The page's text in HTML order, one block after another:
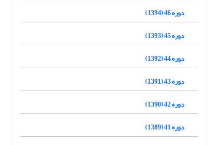
دوره 46 (1394)
دوره 45 (1393)
دوره 44 (1392)
دوره 43 (1391)
دوره 42 (1390)
دوره 41 (1389)